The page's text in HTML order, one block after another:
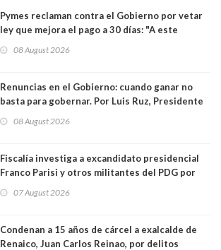
Pymes reclaman contra el Gobierno por vetar
ley que mejora el pago a 30 días: "A este
medianas empresas"
08 August 2026
Renuncias en el Gobierno: cuando ganar no
basta para gobernar. Por Luis Ruz, Presidente
08 August 2026
Fiscalía investiga a excandidato presidencial
Franco Parisi y otros militantes del PDG por
07 August 2026
Condenan a 15 años de cárcel a exalcalde de
Renaico, Juan Carlos Reinao, por delitos